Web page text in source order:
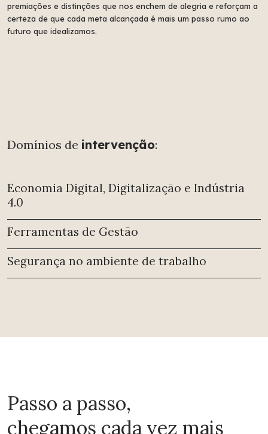
premiações e distinções que nos enchem de alegria e reforçam a
certeza de que cada meta alcançada é mais um passo rumo ao
futuro que idealizamos.
Domínios de intervenção:
Economia Digital, Digitalização e Indústria
4.0
Ferramentas de Gestão
Segurança no ambiente de trabalho
Passo a passo,
chegamos cada vez mais